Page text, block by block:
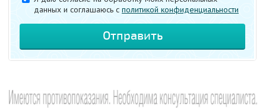
данных и соглашаюсь c политикой конфиденциальности